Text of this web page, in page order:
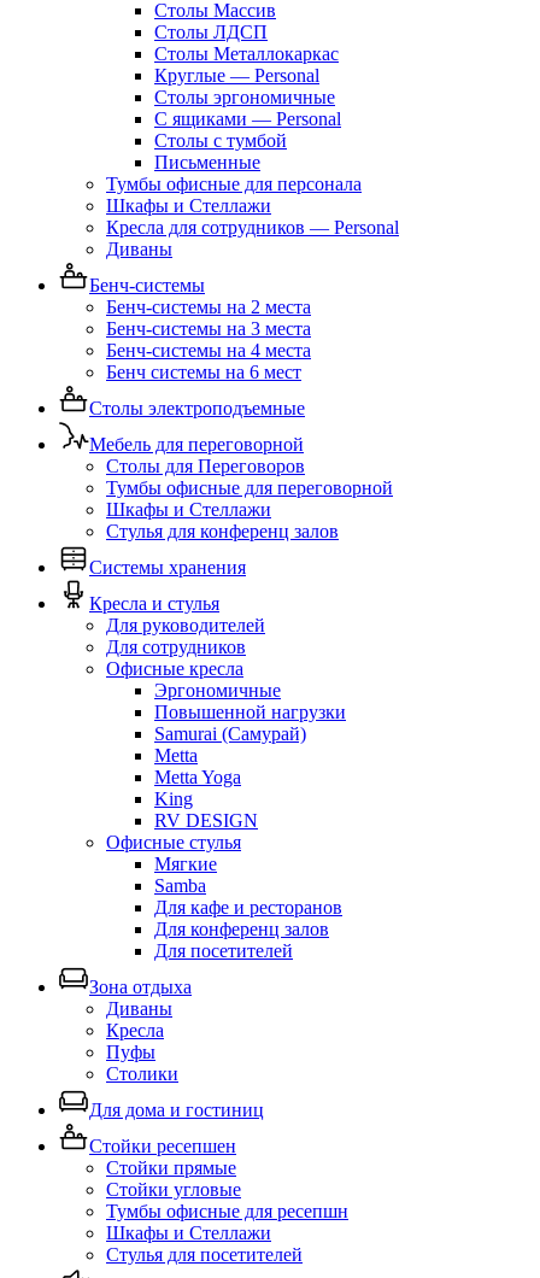
Столы Массив
Столы ЛДСП
Столы Металлокаркас
Круглые — Personal
Столы эргономичные
С ящиками — Personal
Столы с тумбой
Письменные
Тумбы офисные для персонала
Шкафы и Стеллажи
Кресла для сотрудников — Personal
Диваны
Бенч-системы
Бенч-системы на 2 места
Бенч-системы на 3 места
Бенч-системы на 4 места
Бенч системы на 6 мест
Столы электроподъемные
Мебель для переговорной
Столы для Переговоров
Тумбы офисные для переговорной
Шкафы и Стеллажи
Стулья для конференц залов
Системы хранения
Кресла и стулья
Для руководителей
Для сотрудников
Офисные кресла
Эргономичные
Повышенной нагрузки
Samurai (Самурай)
Metta
Metta Yoga
King
RV DESIGN
Офисные стулья
Мягкие
Samba
Для кафе и ресторанов
Для конференц залов
Для посетителей
Зона отдыха
Диваны
Кресла
Пуфы
Столики
Для дома и гостиниц
Стойки ресепшен
Стойки прямые
Стойки угловые
Тумбы офисные для ресепшн
Шкафы и Стеллажи
Стулья для посетителей